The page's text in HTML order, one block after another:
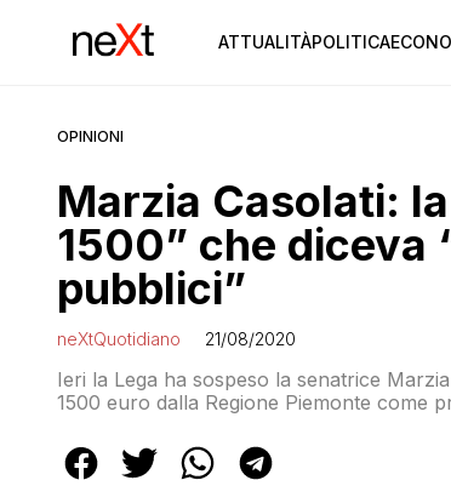
ATTUALITÀPOLITICA
OPINIONI
Marzia Casolati:
1500” che diceva
pubblici”
neXtQuotidiano 21/08/2020
Ieri la Lega ha sospeso la senatrice
1500 euro dalla Regione Piemonte come
spiegava che si è trattato di un